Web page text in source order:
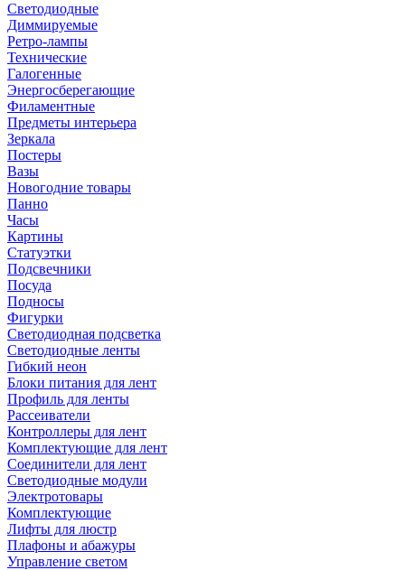
Светодиодные
Диммируемые
Ретро-лампы
Технические
Галогенные
Энергосберегающие
Филаментные
Предметы интерьера
Зеркала
Постеры
Вазы
Новогодние товары
Панно
Часы
Картины
Статуэтки
Подсвечники
Посуда
Подносы
Фигурки
Светодиодная подсветка
Светодиодные ленты
Гибкий неон
Блоки питания для лент
Профиль для ленты
Рассеиватели
Контроллеры для лент
Комплектующие для лент
Соединители для лент
Светодиодные модули
Электротовары
Комплектующие
Лифты для люстр
Плафоны и абажуры
Управление светом